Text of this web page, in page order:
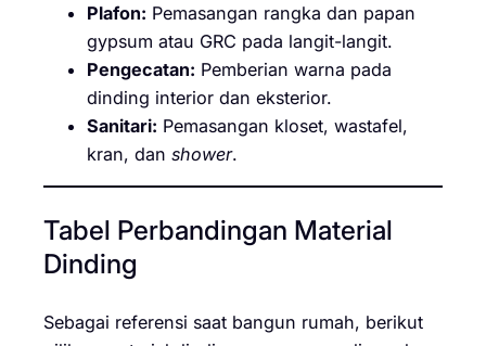
Plafon: Pemasangan rangka dan papan
gypsum atau GRC pada langit-langit.
Pengecatan: Pemberian warna pada
dinding interior dan eksterior.
Sanitari: Pemasangan kloset, wastafel,
kran, dan shower.
Tabel Perbandingan Material
Dinding
Sebagai referensi saat bangun rumah, berikut